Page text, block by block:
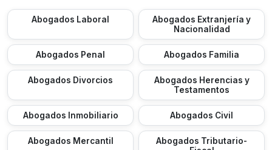
Abogados Laboral
Abogados Extranjería y
Nacionalidad
Abogados Penal Abogados Familia
Abogados Divorcios
Abogados Herencias y
Testamentos
Abogados Inmobiliario Abogados Civil
Abogados Mercantil
Abogados Tributario-